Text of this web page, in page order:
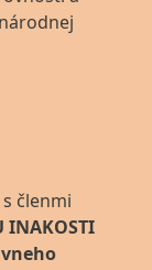
členmi
INAKOSTI